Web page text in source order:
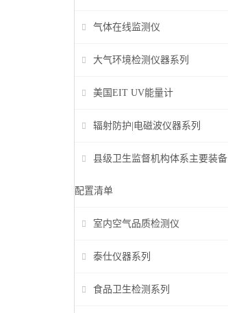
气体在线监测仪
大气环境检测仪器系列
美国EIT UV能量计
辐射防护|电磁波仪器系列
县级卫生监督机构体系主要装备
配置清单
室内空气品质检测仪
泰仕仪器系列
食品卫生检测系列